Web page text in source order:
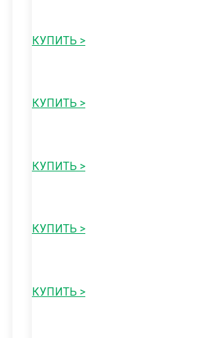
КУПИТЬ >
КУПИТЬ >
КУПИТЬ >
КУПИТЬ >
КУПИТЬ >